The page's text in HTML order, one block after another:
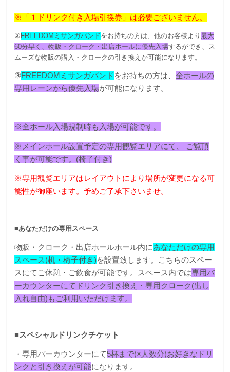
※「１ドリンク付き入場引換券」は必要ございません。
②FREEDOMミサンガバンドをお持ちの方は、他のお客様より 最大
60分早く、物販・クローク・出店ホールに優先入場するができ、ス
ムーズな物販の購入・クロークの引き換えが可能になります。
③FREEDOMミサンガバンド をお持ちの方は、 全ホールの
専用レーンから優先入場が可能になります。
※全ホール入場規制時も入場が可能です。
※メインホール設置予定の専用観覧エリアにて、 ご覧頂
く事が可能です。(椅子付き)
※専用観覧エリアはレイアウトにより場所が変更になる可
能性が御座います。予めご了承下さいませ。
■あなただけの専用スペース
物販・クローク・出店ホールホール内にあなただけの専用
スペース(机・椅子付き)を設置致します。こちらのスペー
スにてご休憩・ご飲食が可能です。
スペース内では専用バ
ーカウンターにてドリンク引き換え・専用クローク(出し
入れ自由)もご利用いただけます。
■スペシャルドリンクチケット
・専用バーカウンターにて5杯まで(×人数分)お好きなドリ
ンクと引き換えが可能になります。